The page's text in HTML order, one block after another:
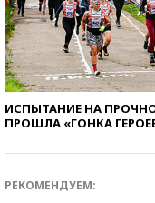
ИСПЫТАНИЕ НА
ПРОШЛА «ГОНКА
РЕКОМЕНДУЕМ: